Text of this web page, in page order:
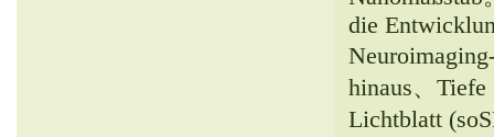
die
hinaus、
Lichtblatt